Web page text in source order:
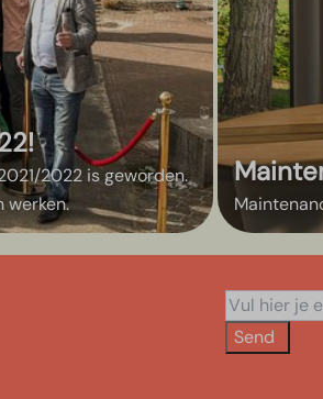
2022 is geworden.
werken.
Send